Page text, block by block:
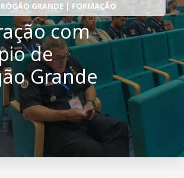
GRANDE | FORMAÇÃO
com
de
Grande